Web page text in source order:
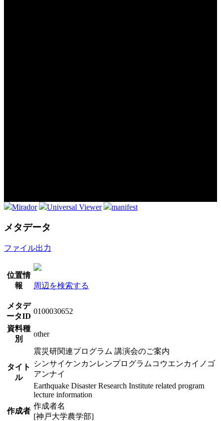
Mirador Universal Viewer manifest
メタデータ
ファイル出力
位置情
報
周辺を検索する
メタデ
ータID
0100030652
資料種
別
other
タイト
ル
震災研関連プログラム 講演会のご案内
シンサイケンカンレンプログラムコウエンカイノゴ
アンナイ
Earthquake Disaster Research Institute related program
lecture information
作成者
作成者名
[神戸大学農学部]